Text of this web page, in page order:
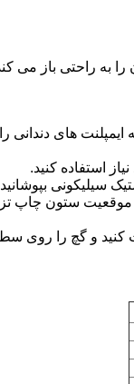
سیلیکونی
ستون چاپ
کنید و گچ را